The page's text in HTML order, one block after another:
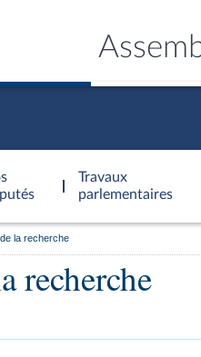
Travaux
parlementaires
la recherche
recherche